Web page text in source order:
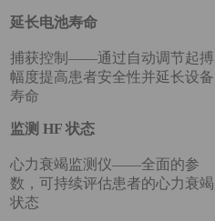
延长电池寿命
捕获控制——通过自动调节起搏
幅度提高患者安全性并延长设备
寿命
监测 HF 状态
心力衰竭监测仪——全面的参
数，可持续评估患者的心力衰竭
状态